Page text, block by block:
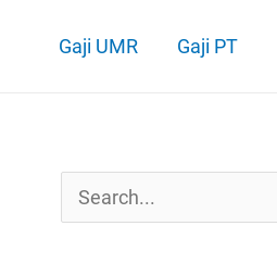
Gaji UMR Gaji PT
a